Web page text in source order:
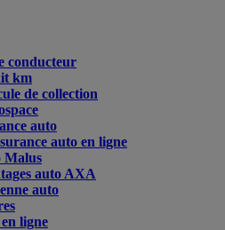
conducteur
km
de collection
auto
auto en ligne
Malus
auto AXA
auto
ligne